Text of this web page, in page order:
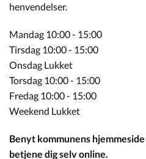
henvendelser.
Mandag 10:00 - 15:00
Tirsdag 10:00 - 15:00
Onsdag Lukket
Torsdag 10:00 - 15:00
Fredag 10:00 - 15:00
Weekend Lukket
Benyt kommunens
betjene dig selv online.